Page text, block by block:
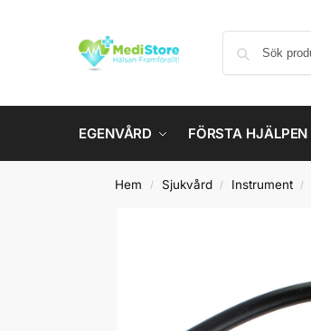
EGENVÅRD FÖRSTA HJÄLPEN
Hem / Sjukvård / Instrument /